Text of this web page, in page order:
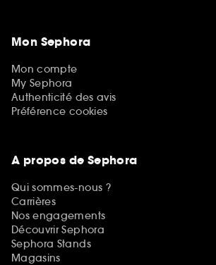
Mon Sephora
Mon compte
My Sephora
Authenticité des avis
Préférence cookies
A propos de Sephora
Qui sommes-nous ?
Carrières
Nos engagements
Découvrir Sephora
Sephora Stands
Magasins